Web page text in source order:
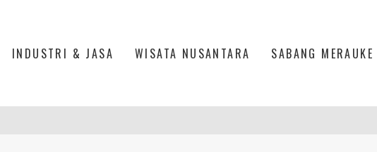
INDUSTRI & JASA WISATA NUSANTARA SABANG MERAUKE